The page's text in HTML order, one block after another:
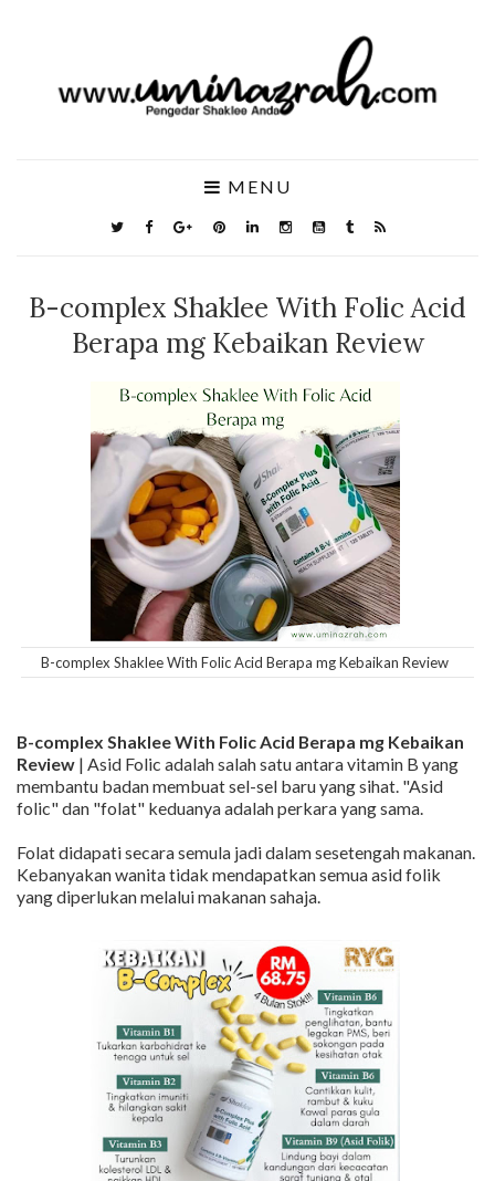
MENU
B-complex Shaklee With Folic Acid
Berapa mg Kebaikan Review
B-complex Shaklee With Folic Acid Berapa mg Kebaikan Review
B-complex Shaklee With Folic Acid Berapa mg Kebaikan
Review | Asid Folic adalah salah satu antara vitamin B yang
membantu badan membuat sel-sel baru yang sihat. "Asid
folic" dan "folat" keduanya adalah perkara yang sama.
Folat didapati secara semula jadi dalam sesetengah makanan.
Kebanyakan wanita tidak mendapatkan semua asid folik
yang diperlukan melalui makanan sahaja.